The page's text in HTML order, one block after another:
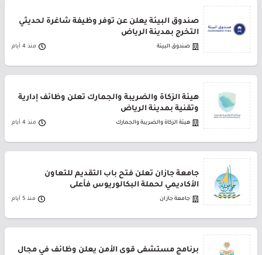
صندوق البيئة يعلن عن توفر وظيفة شاغرة لحديثي
التخرج بمدينة الرياض
صندوق البيئة منذ 4 أيام
هيئة الزكاة والضريبة والجمارك تعلن وظائف إدارية
وتقنية بمدينة الرياض
هيئة الزكاة والضريبة والجمارك منذ 4 أيام
جامعة جازان تعلن فتح باب التقديم للتعاون
الأكاديمي لحملة البكالوريوس فأعلى
جامعة جازان منذ 5 أيام
برنامج مستشفى قوى الأمن يعلن وظائف في مجال